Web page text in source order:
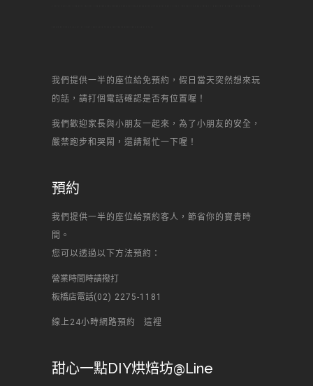
我們提供一半的座位給免預約，假日當天突然想來玩
的話，請打個電話確認是否有位置喔！
我們歡迎家長與小朋友一起來，為了小朋友的安全，
嚴禁跑步和哭鬧，還請幫忙一下喔！
預約
我們提供一半的座位給預約客人，節省你的寶貴時
間。
您可以透過以下方法預約：
營業時間時請撥打
板橋店電話(02) 2275-1181
線上24小時網路預約 這裡
甜心一點DIY烘焙坊@Line